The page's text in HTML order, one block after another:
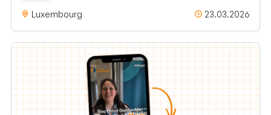
Luxembourg 23.03.2026